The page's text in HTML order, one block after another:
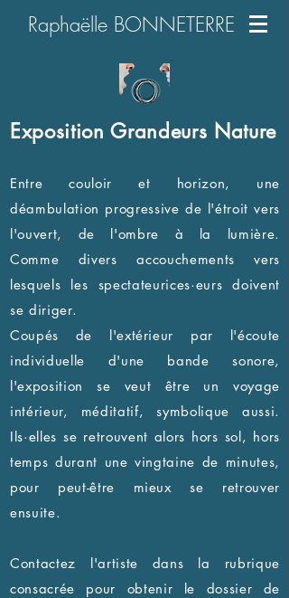
Raphaëlle BONNETERRE
Exposition Grandeurs Nature
Entre couloir et horizon, une
déambulation progressive de l'étroit vers
l'ouvert, de l'ombre à la lumière.
Comme divers accouchements vers
lesquels les spectateurices·eurs doivent
se diriger.
Coupés de l'extérieur par l'écoute
individuelle d'une bande sonore,
l'exposition se veut être un voyage
intérieur, méditatif, symbolique aussi.
Ils·elles se retrouvent alors hors sol, hors
temps durant une vingtaine de minutes,
pour peut-être mieux se retrouver
ensuite.
Contactez l'artiste dans la rubrique
consacrée pour obtenir le dossier de